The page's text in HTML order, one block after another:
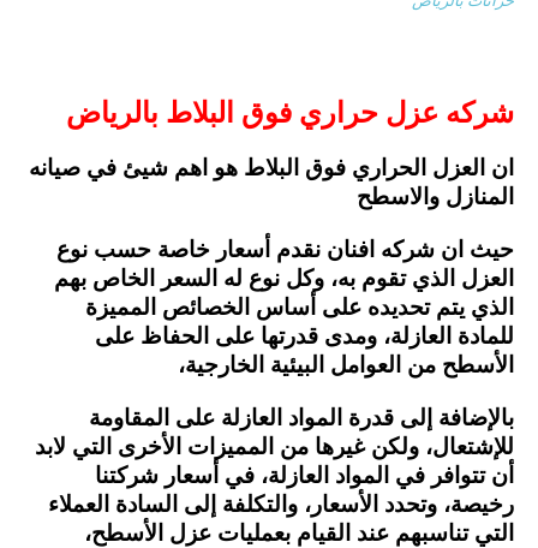
شركه عزل حراري فوق البلاط بالرياض
ان العزل الحراري فوق البلاط هو اهم شيئ في صيانه
المنازل والاسطح
حيث ان شركه افنان نقدم أسعار خاصة حسب نوع
العزل الذي تقوم به، وكل نوع له السعر الخاص بهم
الذي يتم تحديده على أساس الخصائص المميزة
للمادة العازلة، ومدى قدرتها على الحفاظ على
الأسطح من العوامل البيئية الخارجية،
بالإضافة إلى قدرة المواد العازلة على المقاومة
للإشتعال، ولكن غيرها من المميزات الأخرى التي لابد
أن تتوافر في المواد العازلة، في أسعار شركتنا
رخيصة، وتحدد الأسعار، والتكلفة إلى السادة العملاء
التي تناسبهم عند القيام بعمليات عزل الأسطح،